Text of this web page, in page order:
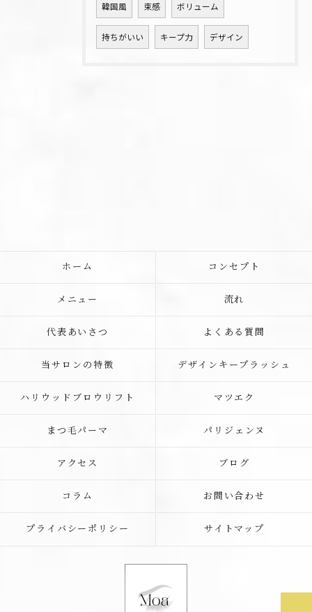
韓国風 束感 ボリューム
持ちがいい キープ力 デザイン
ホーム コンセプト
メニュー 流れ
代表あいさつ よくある質問
当サロンの特徴 デザインキープラッシュ
ハリウッドブロウリフト マツエク
まつ毛パーマ パリジェンヌ
アクセス ブログ
コラム お問い合わせ
プライバシーポリシー サイトマップ